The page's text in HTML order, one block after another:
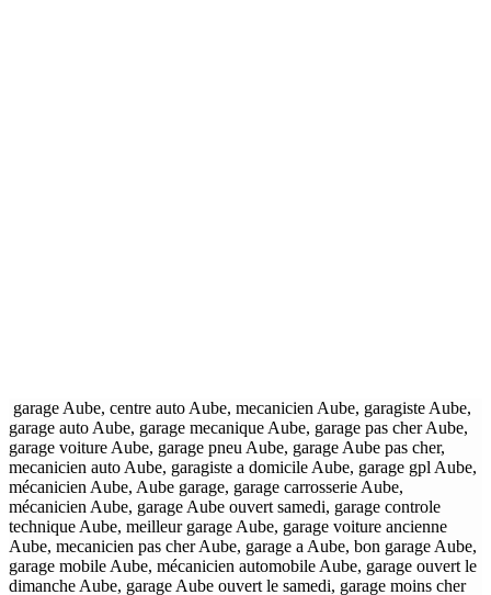
garage Aube, centre auto Aube, mecanicien Aube, garagiste Aube,
garage auto Aube, garage mecanique Aube, garage pas cher Aube,
garage voiture Aube, garage pneu Aube, garage Aube pas cher,
mecanicien auto Aube, garagiste a domicile Aube, garage gpl Aube,
mécanicien Aube, Aube garage, garage carrosserie Aube,
mécanicien Aube, garage Aube ouvert samedi, garage controle
technique Aube, meilleur garage Aube, garage voiture ancienne
Aube, mecanicien pas cher Aube, garage a Aube, bon garage Aube,
garage mobile Aube, mécanicien automobile Aube, garage ouvert le
dimanche Aube, garage Aube ouvert le samedi, garage moins cher